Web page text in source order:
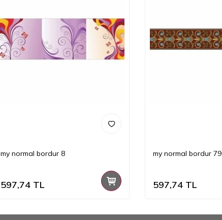
my normal bordur 8
597,74 TL
my normal bordur 79
597,74 TL